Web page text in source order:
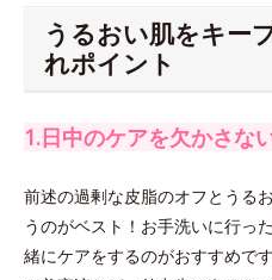
うるおい肌をキー
れポイント
1.日中のケアを欠かさな
前述の過剰な皮脂のオフとうる
うのがベスト！お手洗いに行っ
緒にケアをするのがおすすめで